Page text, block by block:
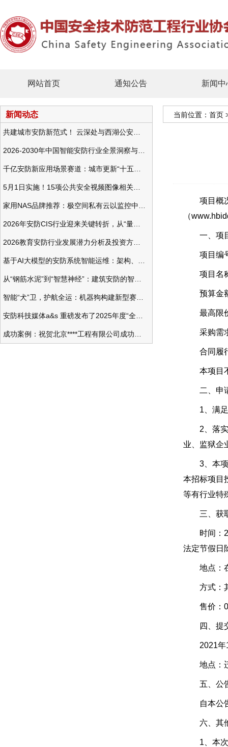
网站首页 通知公告 新闻中
新闻动态 当前位置： 首页
项目概况
（
一、项
项目编号
项目名称
预算金额
最高限价
采购需求
合同履行
本项目不
二、申请
1、满足
2、落实政
业、监狱企
3、本项目
本招标项目
等有行业特
三、获
时间：
法定节假日
地点：在
方式：
售价：0
四、提交
2021年
地点：迁
五、公
自本公告
六、其
1、本次公